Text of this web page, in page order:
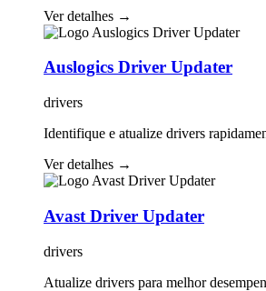
Ver detalhes →
Auslogics Driver Updater
drivers
Identifique e atualize drivers
Ver detalhes →
Avast Driver Updater
drivers
Atualize drivers para melhor